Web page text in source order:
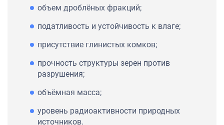
объем дроблёных фракций;
податливость и устойчивость к влаге;
присутствие глинистых комков;
прочность структуры зерен против
разрушения;
объёмная масса;
уровень радиоактивности природных
источников.